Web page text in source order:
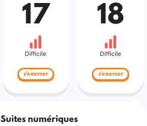
17
Difficile
s'exercer
18
Difficile
s'exercer
Suites numériques